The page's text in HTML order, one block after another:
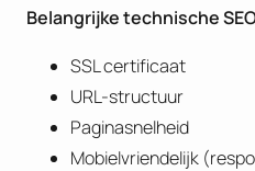
Belangrijke technische
SSL certificaat
URL-structuur
Paginasnelheid
Mobielvriendelijk